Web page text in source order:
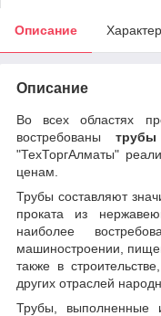
Описание
Описание
Во всех областях
востребованы
"ТехТоргАлматы"
ценам.
Трубы составляют
проката из
наиболее
машиностроении,
также в
других отраслей
Трубы, выполненные